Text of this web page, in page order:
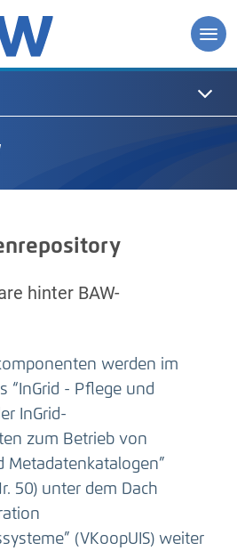
hinter BAW-
werden im
“InGrid - Pflege und
InGrid-
zum Betrieb von
50) unter dem Dach
(VKoopUIS) weiter